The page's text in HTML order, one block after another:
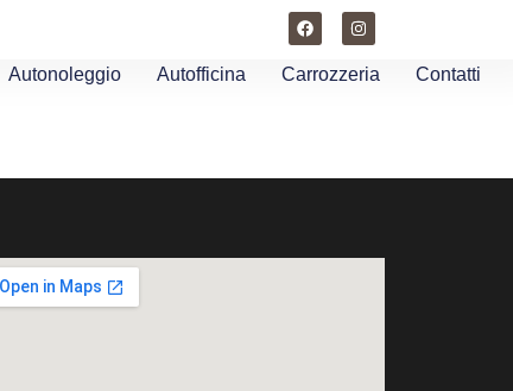
Autonoleggio Autofficina Carrozzeria Contatti